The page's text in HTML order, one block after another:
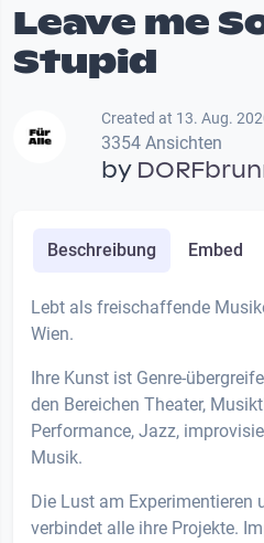
Leave me
Stupid
Created at 13. Aug.
3354 Ansichten
by
Beschreibung Embed
Lebt als freischaffende
Wien.
Ihre Kunst ist Genre-
den Bereichen Theater,
Performance, Jazz,
Musik.
Die Lust am Experimentieren
verbindet alle ihre Projekte.